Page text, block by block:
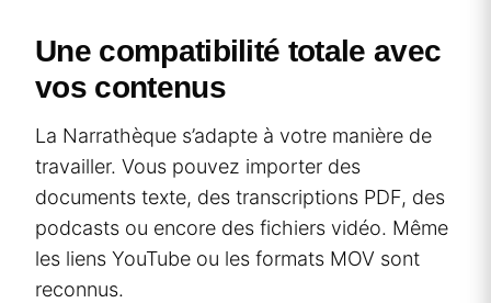
Une compatibilité totale avec
vos contenus
La Narrathèque s’adapte à votre manière de
travailler. Vous pouvez importer des
documents texte, des transcriptions PDF, des
podcasts ou encore des fichiers vidéo. Même
les liens YouTube ou les formats MOV sont
reconnus.